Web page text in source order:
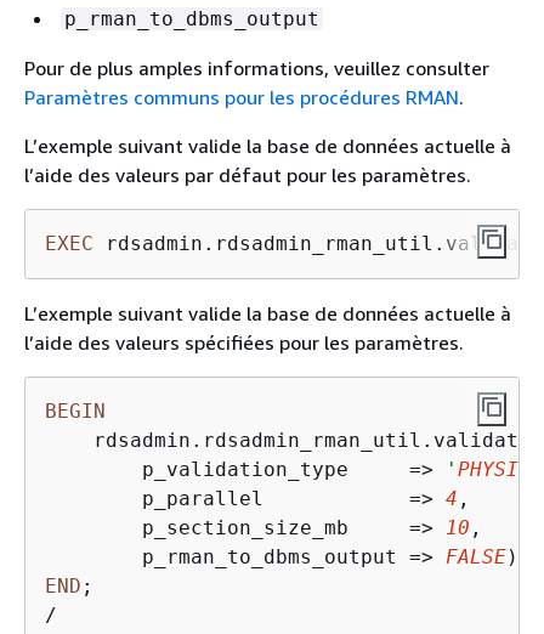
p_rman_to_dbms_output
Pour de plus amples informations, veuillez consulter
Paramètres communs pour les procédures RMAN.
L’exemple suivant valide la base de données actuelle à
l’aide des valeurs par défaut pour les paramètres.
EXEC
L’exemple suivant valide la base de données actuelle à
l’aide des valeurs spécifiées pour les paramètres.
BEGIN
        p_validation_type
=> '
        p_parallel
=> 4 ,
        p_section_size_mb
=> 10 ,
        p_rman_to_dbms_output
=> FALSE
END
/